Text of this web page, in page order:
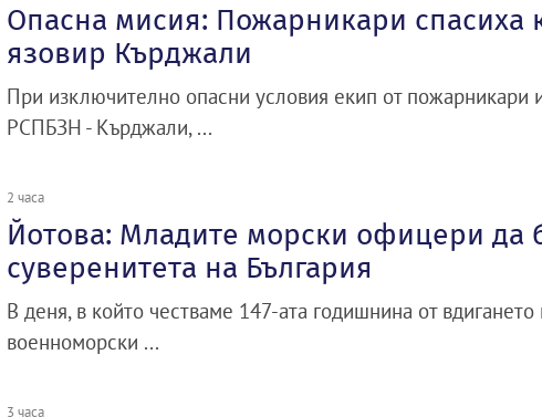
Опасна мисия: Пожарникари спасиха
язовир Кърджали
При изключително опасни условия екип от пожарникари
РСПБЗН - Кърджали, ...
2 часа
Йотова: Младите морски офицери да
суверенитета на България
В деня, в който честваме 147-ата годишнина от вдигането
военноморски ...
3 часа